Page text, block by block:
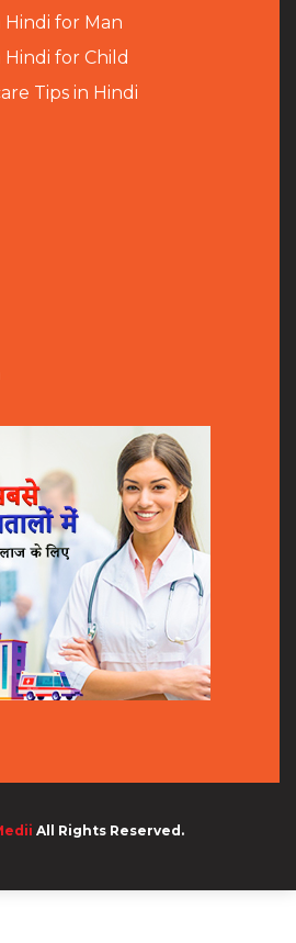
Hindi for Man
for Child
Tips in Hindi
All Rights Reserved.